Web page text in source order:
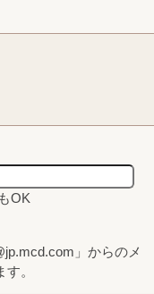
OK
」からのメ
。